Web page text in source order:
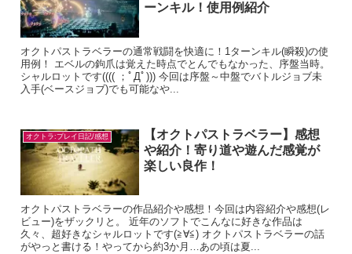
ーンキル！使用例紹介
オクトパストラベラーの通常戦闘を快適に！1ターンキル(瞬殺)の使
用例！ エベルの鉤爪は覚えた時点でとんでもなかった、序盤当時。
シャルロットです(((( ；ﾟДﾟ))) 今回は序盤～中盤でバトルジョブ未
入手(ベースジョブ)でも可能なや...
オクトラ:プレイ日記/感想
【オクトパストラベラー】感想
や紹介！寄り道や遊んだ感覚が
楽しい良作！
オクトパストラベラーの作品紹介や感想！今回は内容紹介や感想(レ
ビュー)をザックリと。 近年のソフトでこんなに好きな作品は
久々、超好きなシャルロットです(≧∀≦) オクトパストラベラーの話
がやっと書ける！やってから約3か月…あの頃は夏...